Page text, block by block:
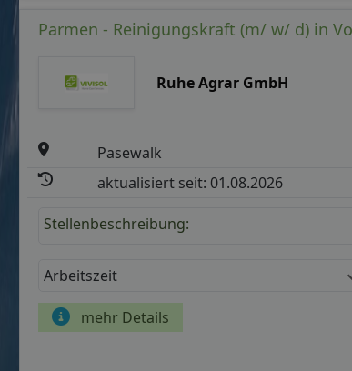
Parmen - Reinigungskraft (m/ w/ d) in
Ruhe Agrar GmbH
Pasewalk
aktualisiert seit: 01.08.2026
Stellenbeschreibung:
Arbeitszeit
mehr Details